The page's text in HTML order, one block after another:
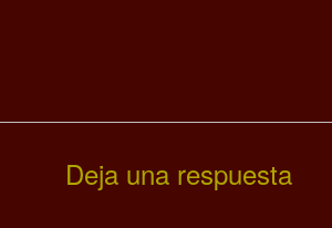
Deja una respuesta